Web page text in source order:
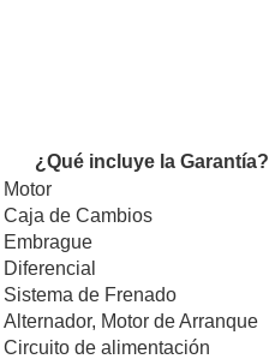
¿Qué incluye la Garantía?
Motor
Caja de Cambios
Embrague
Diferencial
Sistema de Frenado
Alternador, Motor de Arranque
Circuito de alimentación